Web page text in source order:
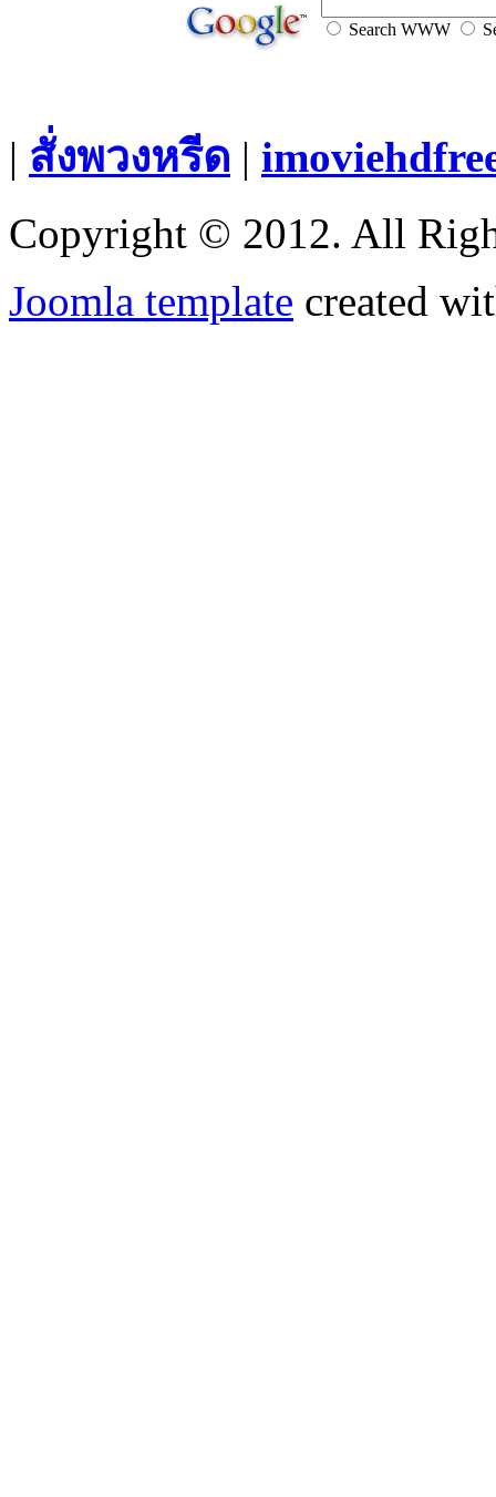
Search WWW
| สั่งพวงหรีด |
Copyright © 2012. All
Joomla template created